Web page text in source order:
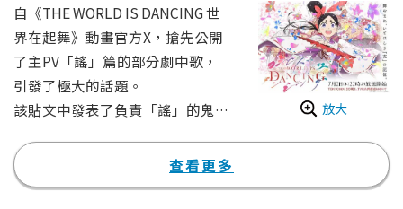
放大
自《THE WORLD IS DANCING 世
界在起舞》動畫官方X，搶先公開
了主PV「謠」篇的部分劇中歌，
引發了極大的話題。
該貼文中發表了負責「謠」的鬼夜
（CV：朴璐美）的歌聲。同時也
公布了追加聲優名單，確定由松田
查看更多